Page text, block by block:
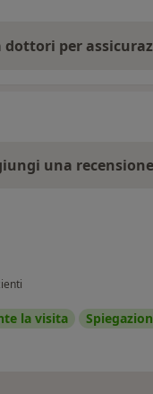
dottori per
una recensione
la visita